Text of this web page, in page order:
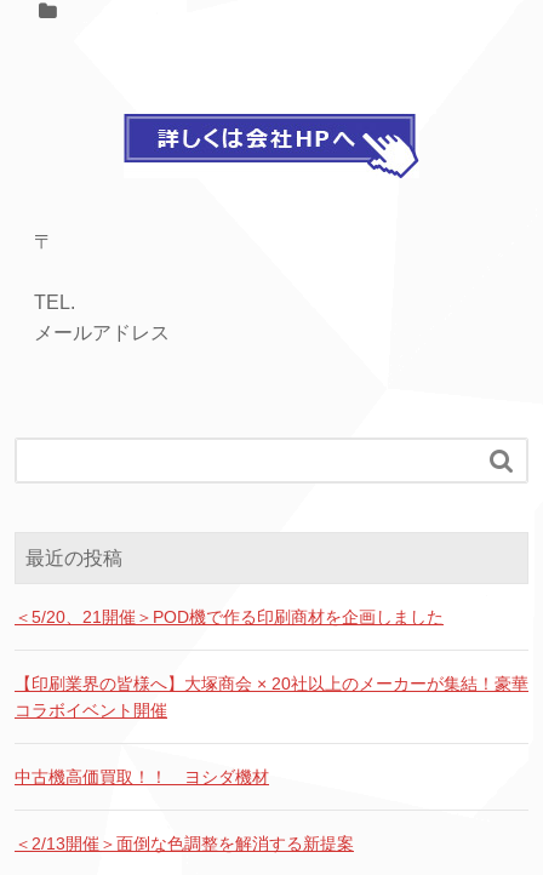
〒
TEL.
メールアドレス

最近の投稿
＜5/20、21開催＞POD機で作る印刷商材を企画しました
【印刷業界の皆様へ】大塚商会 × 20社以上のメーカーが集結！豪華
コラボイベント開催
中古機高価買取！！ ヨシダ機材
＜2/13開催＞面倒な色調整を解消する新提案